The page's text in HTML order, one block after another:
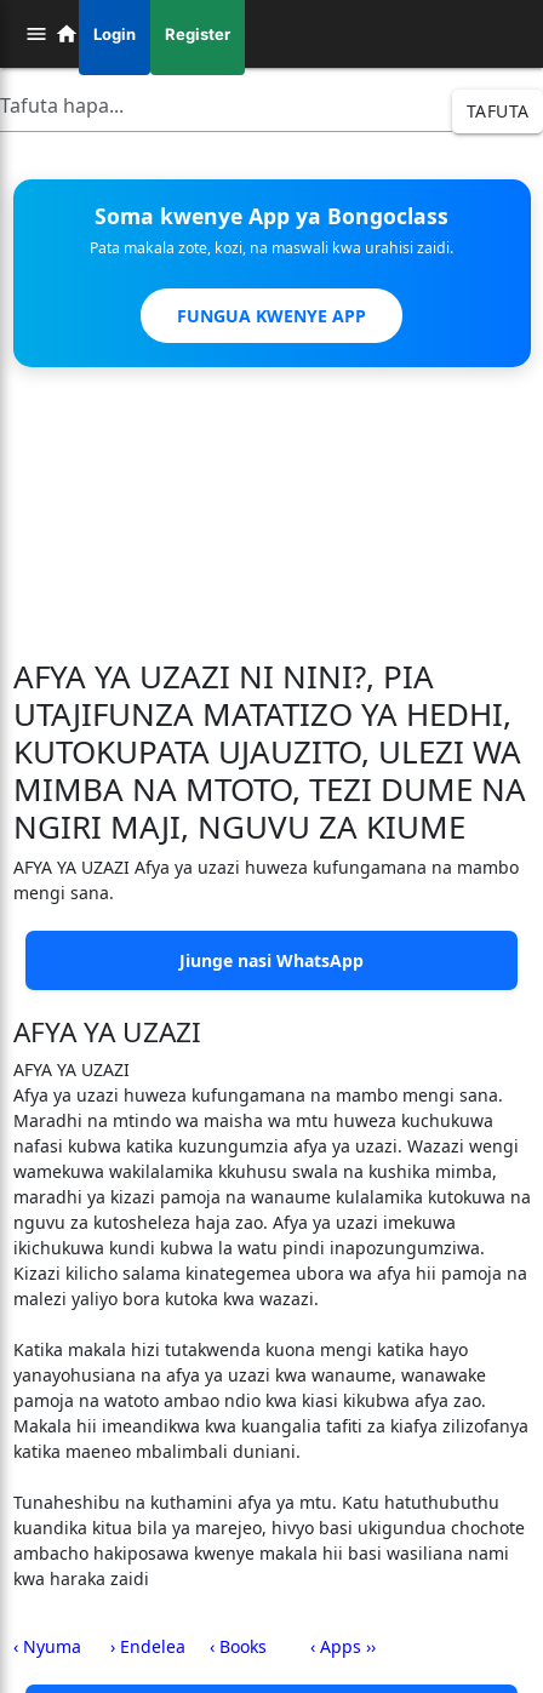
Login Register
TAFUTA
Soma kwenye App ya Bongoclass
Pata makala zote, kozi, na maswali kwa urahisi zaidi.
FUNGUA KWENYE APP
AFYA YA UZAZI NI NINI?, PIA
UTAJIFUNZA MATATIZO YA HEDHI,
KUTOKUPATA UJAUZITO, ULEZI WA
MIMBA NA MTOTO, TEZI DUME NA
NGIRI MAJI, NGUVU ZA KIUME
AFYA YA UZAZI Afya ya uzazi huweza kufungamana na mambo
mengi sana.
Jiunge nasi WhatsApp
AFYA YA UZAZI
AFYA YA UZAZI
Afya ya uzazi huweza kufungamana na mambo mengi sana.
Maradhi na mtindo wa maisha wa mtu huweza kuchukuwa
nafasi kubwa katika kuzungumzia afya ya uzazi. Wazazi wengi
wamekuwa wakilalamika kkuhusu swala na kushika mimba,
maradhi ya kizazi pamoja na wanaume kulalamika kutokuwa na
nguvu za kutosheleza haja zao. Afya ya uzazi imekuwa
ikichukuwa kundi kubwa la watu pindi inapozungumziwa.
Kizazi kilicho salama kinategemea ubora wa afya hii pamoja na
malezi yaliyo bora kutoka kwa wazazi.
Katika makala hizi tutakwenda kuona mengi katika hayo
yanayohusiana na afya ya uzazi kwa wanaume, wanawake
pamoja na watoto ambao ndio kwa kiasi kikubwa afya zao.
Makala hii imeandikwa kwa kuangalia tafiti za kiafya zilizofanya
katika maeneo mbalimbali duniani.
Tunaheshibu na kuthamini afya ya mtu. Katu hatuthubuthu
kuandika kitua bila ya marejeo, hivyo basi ukigundua chochote
ambacho hakiposawa kwenye makala hii basi wasiliana nami
kwa haraka zaidi
‹ Nyuma › Endelea ‹ Books ‹ Apps ››